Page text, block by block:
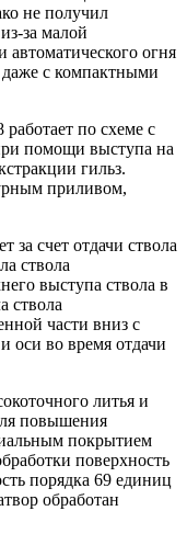
не получил
за малой
автоматического огня
с компактными
по схеме с
помощи выступа на
гильз.
приливом,
за счет отдачи ствола
ствола
выступа ствола в
ствола
части вниз с
оси во время отдачи
литья и
повышения
покрытием
поверхность
порядка 69 единиц
обработан